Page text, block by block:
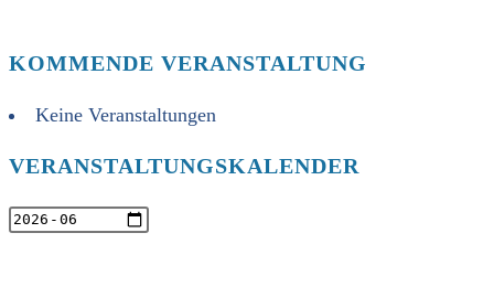
KOMMENDE VERANSTALTUNG
Keine Veranstaltungen
VERANSTALTUNGSKALENDER